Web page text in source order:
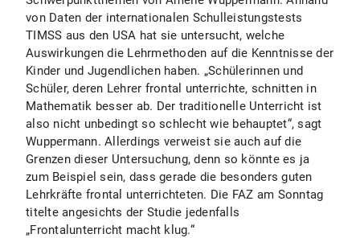
von Daten der internationalen Schulleistungstests
TIMSS aus den USA hat sie untersucht, welche
Auswirkungen die Lehrmethoden auf die Kenntnisse der
Kinder und Jugendlichen haben. „Schülerinnen und
Schüler, deren Lehrer frontal unterrichte, schnitten in
Mathematik besser ab. Der traditionelle Unterricht ist
also nicht unbedingt so schlecht wie behauptet“, sagt
Wuppermann. Allerdings verweist sie auch auf die
Grenzen dieser Untersuchung, denn so könnte es ja
zum Beispiel sein, dass gerade die besonders guten
Lehrkräfte frontal unterrichteten. Die FAZ am Sonntag
titelte angesichts der Studie jedenfalls
„Frontalunterricht macht klug.“